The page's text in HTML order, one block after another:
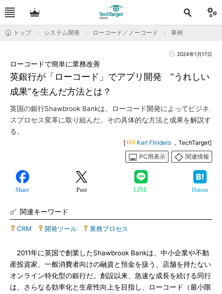
トップ システム開発 ローコード／ノーコード 事例
2024年1月17日
英銀行が「ローコード」でアプリ開発 “うれしい
成果”を生んだ方法とは？
ローコードで簡単に業務改善
英国の銀行Shawbrook Bankは、ローコード開発によってビジネ
スプロセス変革に取り組んだ。その具体的な方法と成果を解説す
る。
[ Karl Flinders ，TechTarget]
PC用表示
関連情報
Share Post LINE Hatena
関連キーワード
CRM 開発ツール 業務プロセス
2011年に英国で創業したShawbrook Bankは、中小企業や不動
産投資家、一般消費者向けの融資と預金を扱う、店舗を持たない
オンライン特化型の銀行だ。創設以来、急速な成長を続ける同行
は、さらなる効率化と生産性向上を目指し、ローコード（最小限